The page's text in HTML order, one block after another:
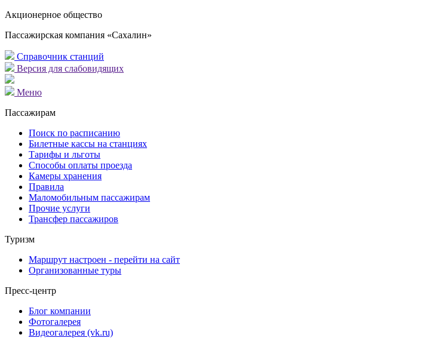
Акционерное общество
Пассажирская компания «Сахалин»
Справочник станций
Версия для слабовидящих
Меню
Пассажирам
Поиск по расписанию
Билетные кассы на станциях
Тарифы и льготы
Способы оплаты проезда
Камеры хранения
Правила
Маломобильным пассажирам
Прочие услуги
Трансфер пассажиров
Туризм
Маршрут настроен - перейти на сайт
Организованные туры
Пресс-центр
Блог компании
Фотогалерея
Видеогалерея (vk.ru)